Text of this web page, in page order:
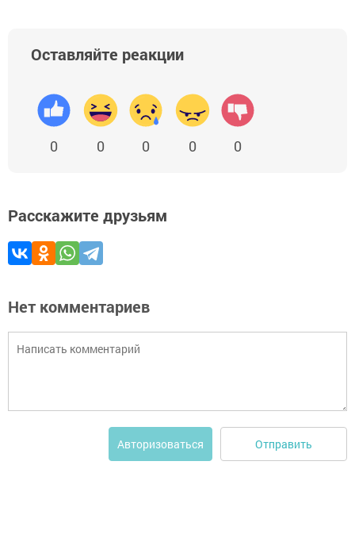
Оставляйте реакции
0 0 0 0 0
Расскажите друзьям
Нет комментариев
Авторизоваться Отправить